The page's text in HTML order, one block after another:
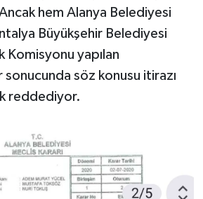
hem Alanya Belediyesi
Büyükşehir Belediyesi
Komisyonu yapılan
söz konusu itirazı
reddediyor.